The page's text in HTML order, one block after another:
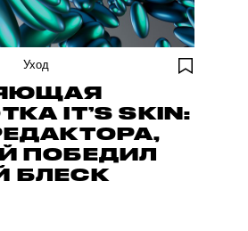
Уход
IT’S SKIN:
ПОБЕДИЛ
БЛЕСК